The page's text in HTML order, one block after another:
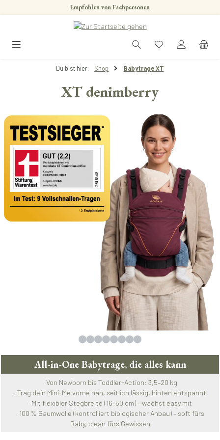
Zum Hauptinhalt springenEmpfohlen von Fachpersonen
Du bist hier: Shop Babytrage XT
XT denimberry
Bildergalerie überspringen
All-in-One Babytrage, die alles kann
· Von Newborn bis Toddler-Action: 3,5–20 kg
· Trag dein Mini-Me vorne nah, seitlich lässig, hinten entspannt
· Mit flexibler Stegbreite (16–50 cm) – wächst easy mit
· 100 % Baumwolle (kontrolliert biologischer Anbau) – soft fürs
Baby, clean fürs Gewissen